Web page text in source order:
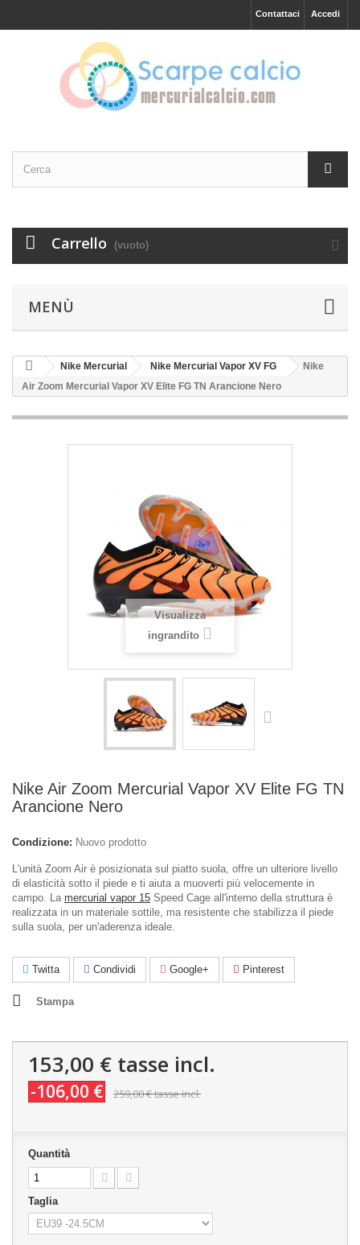
Accedi
Contattaci
Carrello (vuoto)
MENÙ
Nike Mercurial Nike Mercurial Vapor XV FG
Nike
Air Zoom Mercurial Vapor XV Elite FG TN Arancione Nero
Visualizza
ingrandito
Nike Air Zoom Mercurial Vapor XV Elite FG TN
Arancione Nero
Condizione: Nuovo prodotto
L'unità Zoom Air è posizionata sul piatto suola, offre un ulteriore livello
di elasticità sotto il piede e ti aiuta a muoverti più velocemente in
campo. La mercurial vapor 15 Speed Cage all'interno della struttura è
realizzata in un materiale sottile, ma resistente che stabilizza il piede
sulla suola, per un'aderenza ideale.
Twitta Condividi Google+ Pinterest
Stampa
153,00 € tasse incl.
-106,00 € 259,00 €tasse incl.
Quantità
Taglia